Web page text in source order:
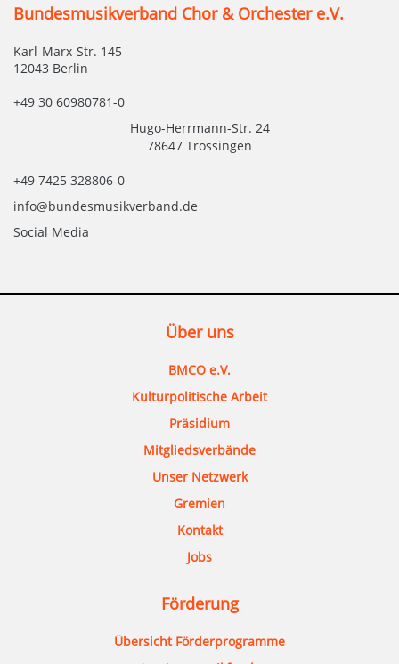
Bundesmusikverband Chor & Orchester e.V.
Karl-Marx-Str. 145
12043 Berlin
+49 30 60980781-0
Hugo-Herrmann-Str. 24
78647 Trossingen
+49 7425 328806-0
info@bundesmusikverband.de
Social Media
Über uns
BMCO e.V.
Kulturpolitische Arbeit
Präsidium
Mitgliedsverbände
Unser Netzwerk
Gremien
Kontakt
Jobs
Förderung
Übersicht Förderprogramme